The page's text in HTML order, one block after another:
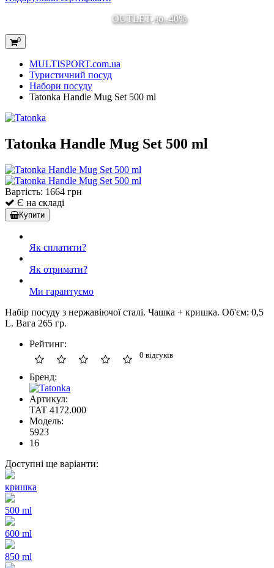
OUTLET до -40%
0
MULTISPORT.com.ua
Туристичний посуд
Набори посуду
Tatonka Handle Mug Set 500 ml
Tatonka Handle Mug Set 500 ml
Вартість: 1664 грн
Є на складі
Купити
Як сплатити?
Як отримати?
Ми гарантуємо
Набір посуду з нержавіючої сталі. Чашка + кришка. Об'єм: 0,5
L. Вага 265 гр.
Рейтинг:
0 відгуків
Бренд:
Артикул:
TAT 4172.000
Модель:
5923
16
Доступні ще варіанти:
кришка
500 ml
600 ml
850 ml